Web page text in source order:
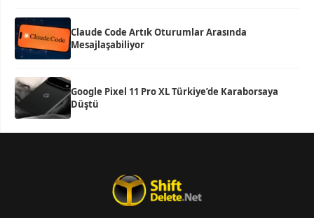
Claude Code Artık Oturumlar Arasında
Mesajlaşabiliyor
Google Pixel 11 Pro XL Türkiye’de Karaborsaya
Düştü